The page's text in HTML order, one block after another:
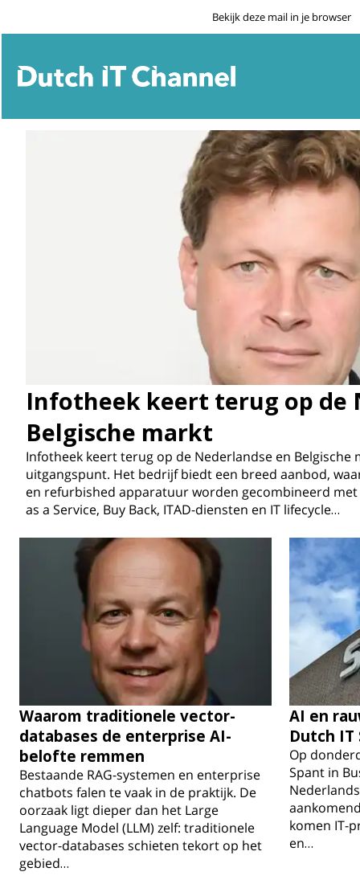
Bekijk deze mail in je browser
Infotheek keert terug op de
Belgische markt
Infotheek keert terug op de Nederlandse en Belgische
uitgangspunt. Het bedrijf biedt een breed aanbod,
en refurbished apparatuur worden gecombineerd
as a Service, Buy Back, ITAD-diensten en IT lifecycle…
Waarom traditionele vector-
databases de enterprise AI-
belofte remmen
Bestaande RAG-systemen en enterprise
chatbots falen te vaak in de praktijk. De
oorzaak ligt dieper dan het Large
Language Model (LLM) zelf: traditionele
vector-databases schieten tekort op het
gebied…
AI en
Dutch IT
Op
Spant in
komen IT-
en…